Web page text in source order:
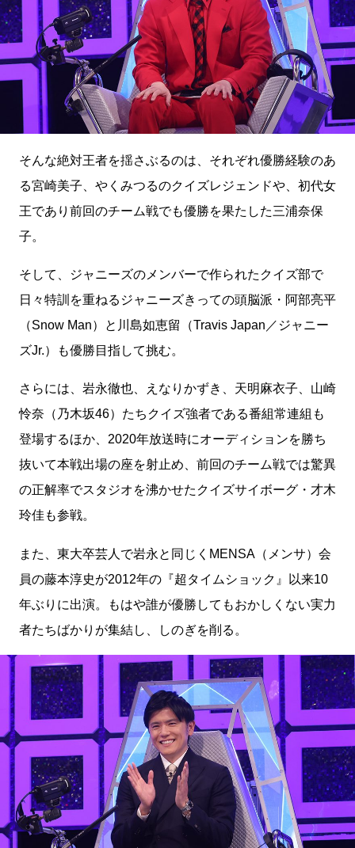
そんな絶対王者を揺さぶるのは、それぞれ優勝経験のあ
る宮崎美子、やくみつるのクイズレジェンドや、初代女
王であり前回のチーム戦でも優勝を果たした三浦奈保
子。
そして、ジャニーズのメンバーで作られたクイズ部で
日々特訓を重ねるジャニーズきっての頭脳派・阿部亮平
（Snow Man）と川島如恵留（Travis Japan／ジャニー
ズJr.）も優勝目指して挑む。
さらには、岩永徹也、えなりかずき、天明麻衣子、山崎
怜奈（乃木坂46）たちクイズ強者である番組常連組も
登場するほか、2020年放送時にオーディションを勝ち
抜いて本戦出場の座を射止め、前回のチーム戦では驚異
の正解率でスタジオを沸かせたクイズサイボーグ・才木
玲佳も参戦。
また、東大卒芸人で岩永と同じくMENSA（メンサ）会
員の藤本淳史が2012年の『超タイムショック』以来10
年ぶりに出演。もはや誰が優勝してもおかしくない実力
者たちばかりが集結し、しのぎを削る。